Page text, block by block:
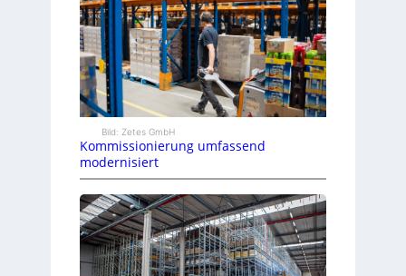
Bild: Zetes GmbH
Kommissionierung umfassend
modernisiert